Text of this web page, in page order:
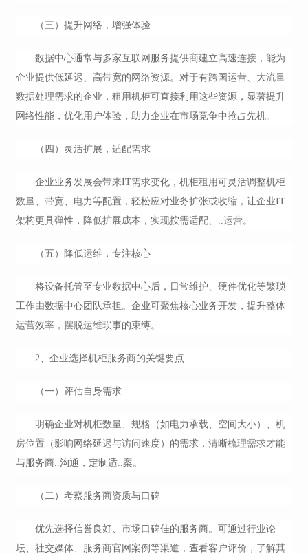
（三）提升网络，增强体验
数据中心通常与多家互联网服务提供商建立高速连接，能为
企业提供低延迟、高带宽的网络资源。对于有跨国运营、大流量
数据处理需求的企业，租用机柜可直接利用这些资源，显著提升
网络性能，优化用户体验，助力企业在市场竞争中抢占先机。
（四）灵活扩展，适配需求
企业业务发展会带来IT需求变化，机柜租用可灵活调整机柜
数量、带宽、电力等配置，轻松应对业务扩张或收缩，让企业IT
架构更具弹性，降低扩展成本，实现按需适配、..运营。
（五）降低运维，专注核心
将设备托管至专业数据中心后，日常维护、硬件优化等繁琐
工作由数据中心团队承担。企业可聚焦核心业务开发，提升整体
运营效率，摆脱运维琐事的束缚。
2、企业选择机柜服务商的关键要点
（一）评估自身需求
明确企业对机柜数量、规格（如电力承载、空间大小）、机
房位置（影响网络延迟与访问速度）的需求，清晰梳理需求才能
与服务商..沟通，定制适..案。
（二）考察服务商资质与口碑
优先选择信誉良好、市场口碑佳的服务商。可通过行业论
坛、社交媒体、服务商官网案例等渠道，查看客户评价，了解其